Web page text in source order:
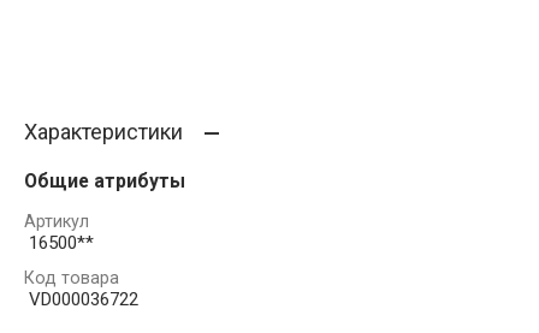
Характеристики
Общие атрибуты
Артикул
16500**
Код товара
VD000036722